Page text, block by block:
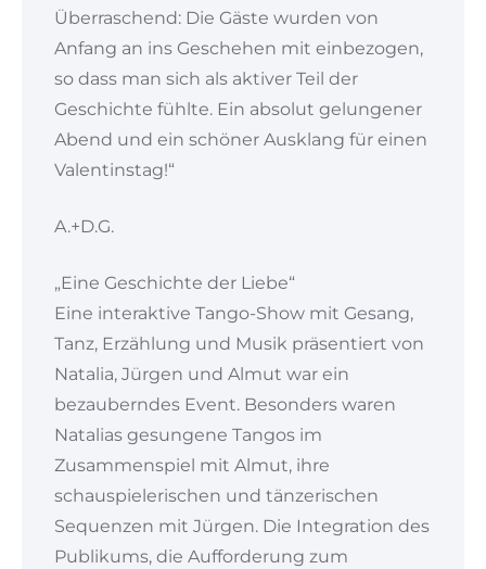
Überraschend: Die Gäste wurden von
Anfang an ins Geschehen mit einbezogen,
so dass man sich als aktiver Teil der
Geschichte fühlte. Ein absolut gelungener
Abend und ein schöner Ausklang für einen
Valentinstag!“
A.+D.G.
„Eine Geschichte der Liebe“
Eine interaktive Tango-Show mit Gesang,
Tanz, Erzählung und Musik präsentiert von
Natalia, Jürgen und Almut war ein
bezauberndes Event. Besonders waren
Natalias gesungene Tangos im
Zusammenspiel mit Almut, ihre
schauspielerischen und tänzerischen
Sequenzen mit Jürgen. Die Integration des
Publikums, die Aufforderung zum